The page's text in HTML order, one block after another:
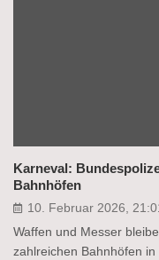
Karneval:
Bahnhöfen
10. Februar 2026,
Waffen und Messer
zahlreichen Bahnhöfen